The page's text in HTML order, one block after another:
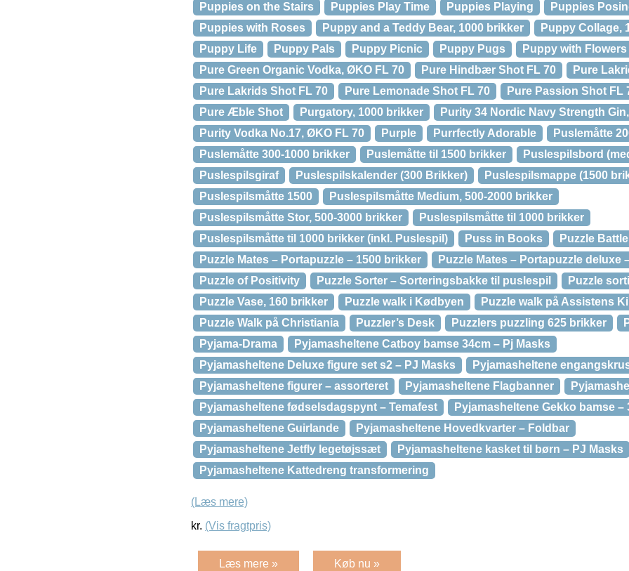
Puppies on the Stairs
Puppies Play Time Puppies Playing
Puppies
Puppies with Roses
Puppy and a Teddy Bear, 1000 brikker
Puppy Collage,
Puppy Life
Puppy Pals Puppy Picnic Puppy Pugs
Puppy with Flowers
Pure Green Organic Vodka, ØKO FL 70
Pure Hindbær Shot FL 70
Pure
Pure Lakrids Shot FL 70
Pure Lemonade Shot FL 70 Pure Passion Shot FL
Pure Æble Shot
Purgatory, 1000 brikker
Purity 34 Nordic Navy Strength
Purity Vodka No.17, ØKO FL 70
Purple Purrfectly Adorable
Puslemåtte
Puslemåtte 300-1000 brikker
Puslemåtte til 1500 brikker
Puslespilsbord
Puslespilsgiraf
Puslespilskalender (300 Brikker)
Puslespilsmappe (1500
Puslespilsmåtte 1500
Puslespilsmåtte Medium, 500-2000 brikker
Puslespilsmåtte Stor, 500-3000 brikker
Puslespilsmåtte til 1000 brikker
Puslespilsmåtte til 1000 brikker (inkl. Puslespil)
Puss in Books Puzzle Battle
Puzzle Mates – Portapuzzle – 1500 brikker
Puzzle Mates – Portapuzzle deluxe
Puzzle of Positivity
Puzzle Sorter – Sorteringsbakke til puslespil
Puzzle
Puzzle Vase, 160 brikker
Puzzle walk i Kødbyen
Puzzle walk på Assistens
Puzzle Walk på Christiania
Puzzler’s Desk Puzzlers puzzling 625 brikker
Pyjama-Drama
Pyjamasheltene Catboy bamse 34cm – Pj Masks
Pyjamasheltene Deluxe figure set s2 – PJ Masks
Pyjamasheltene
Pyjamasheltene figurer – assorteret
Pyjamasheltene Flagbanner
Pyjamasheltene fødselsdagspynt – Temafest
Pyjamasheltene Gekko bamse –
Pyjamasheltene Guirlande
Pyjamasheltene Hovedkvarter – Foldbar
Pyjamasheltene Jetfly legetøjssæt
Pyjamasheltene kasket til børn – PJ Masks
Pyjamasheltene Kattedreng transformering
(Læs mere)
kr. (Vis fragtpris)
Læs mere » Køb nu »